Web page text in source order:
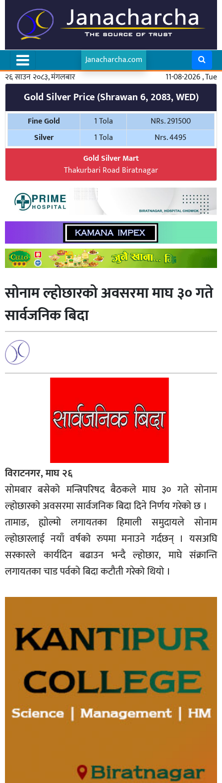
Janacharcha.com
२६ साउन २०८३, मंगलबार
11-08-2026 , Tue
Gold Silver Price (Shrawan 6, 2083, WED)
Fine Gold 1 Tola
NRs. 291500
Silver
1 Tola
Nrs. 4495
Gold Silver Mart
Thakurbari Road Biratnagar
सोनाम ल्होछारको अवसरमा माघ ३० गते
सार्वजनिक बिदा
विराटनगर, माघ २६
सोमबार बसेको मन्त्रिपरिषद बैठकले माघ ३० गते सोनाम
ल्होछारको अवसरमा सार्वजनिक बिदा दिने निर्णय गरेको छ ।
तामाङ, ह्योल्मो लगायतका हिमाली समुदायले सोनाम
ल्होछारलाई नयाँ वर्षको रुपमा मनाउने गर्दछन् । यसअघि
सरकारले कार्यदिन बढाउन भन्दै ल्होछार, माघे संक्रान्ति
लगायतका चाड पर्वको बिदा कटौती गरेको थियो ।